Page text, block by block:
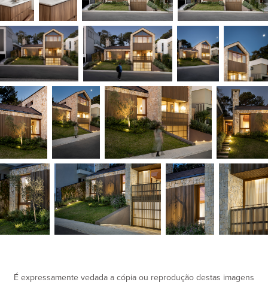
É expressamente vedada a cópia ou reprodução destas imagens